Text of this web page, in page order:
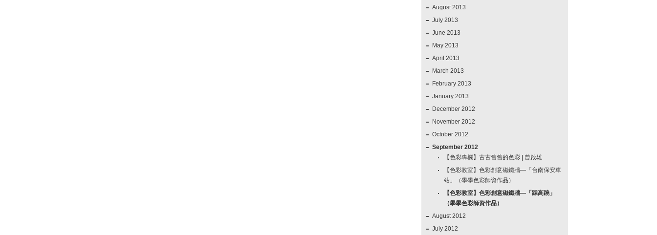
August 2013
July 2013
June 2013
May 2013
April 2013
March 2013
February 2013
January 2013
December 2012
November 2012
October 2012
September 2012
【色彩專欄】古古舊舊的色彩 | 曾啟雄
【色彩教室】色彩創意磁鐵牆—「台南保安車
站」（學學色彩師資作品）
【色彩教室】色彩創意磁鐵牆—「踩高蹺」
（學學色彩師資作品）
August 2012
July 2012